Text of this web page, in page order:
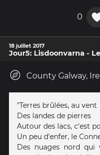
0
18 juillet 2017
Jour5: Lisdoonvarna -
County Galway,
"Terres brûlées, au vent
Des landes de pierres
Autour des lacs, c'est
Un peu d'enfer, le
Des nuages nord